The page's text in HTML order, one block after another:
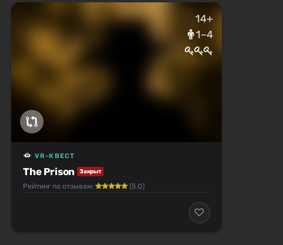
14+
1–4
The Prison Закрыт
VR-КВЕСТ
Рейтинг по отзывам: (5.0)